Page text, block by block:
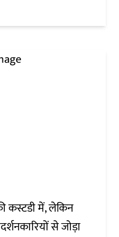
कस्टडी में, लेकिन
से जोड़ा